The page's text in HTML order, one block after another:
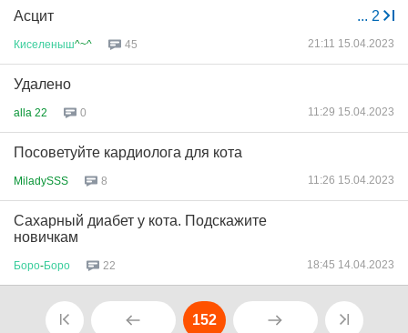
... 2
Асцит
Киселеныш^~^ 45 21:11 15.04.2023
Удалено
alla 22 0 11:29 15.04.2023
Посоветуйте кардиолога для кота
MiladySSS 8 11:26 15.04.2023
Сахарный диабет у кота. Подскажите
новичкам
Боро-Боро 22 18:45 14.04.2023
152